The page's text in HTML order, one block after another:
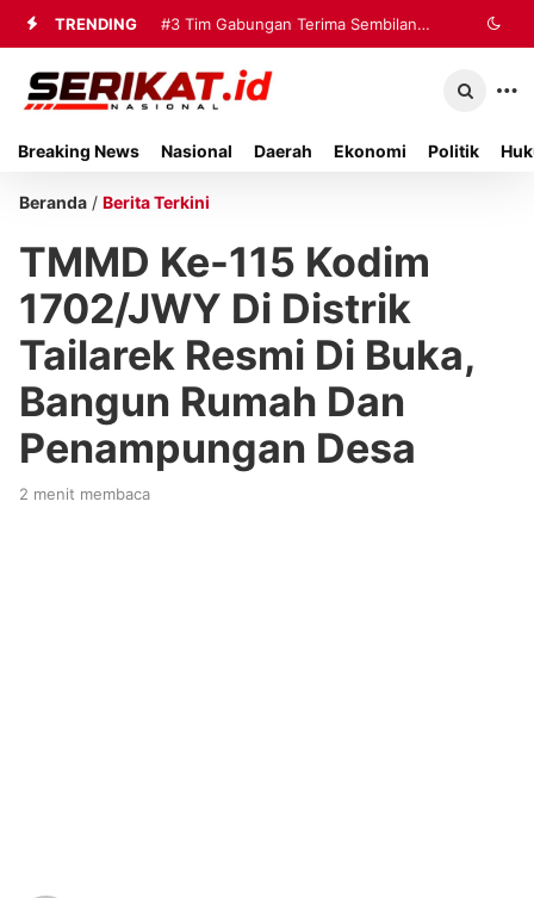
TRENDING #3 Tim Gabungan Terima Sembilan
Korban Evakuasi KM Mutiara Sentosa
Breaking News Nasional Daerah Ekonomi Politik
Beranda / Berita Terkini
TMMD Ke-115 Kodim
1702/JWY Di Distrik
Tailarek Resmi Di Buka,
Bangun Rumah Dan
Penampungan Desa
2 menit membaca